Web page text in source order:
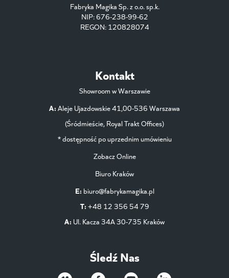
Fabryka Magika Sp. z o.o. sp.k.
NIP: 676-238-99-62
REGON: 120828074
Kontakt
Showroom w Warszawie
A: Aleje Ujazdowskie 41,00-536 Warszawa
(Śródmieście, Royal Trakt Offices)
* dostępność po uprzednim umówieniu
Zobacz Online
Biuro Kraków
E: biuro@fabrykamagika.pl
T: +48 12 356 54 79
A: Ul. Kacza 34A 30-735 Kraków
Śledź Nas